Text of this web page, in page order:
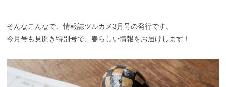
そんなこんなで、情報誌ツルカメ3月号の発行です。
今月号も見開き特別号で、春らしい情報をお届けします！